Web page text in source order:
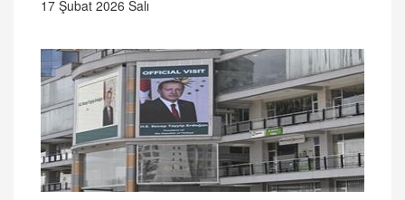
17 Şubat 2026 Salı